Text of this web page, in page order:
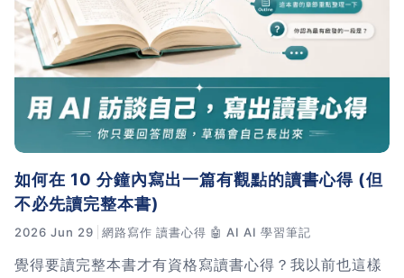
如何在 10 分鐘內寫出一篇有觀點的讀書心得 (但
不必先讀完整本書)
2026 Jun 29 網路寫作 讀書心得 🤖 AI AI 學習筆記
覺得要讀完整本書才有資格寫讀書心得？我以前也這樣